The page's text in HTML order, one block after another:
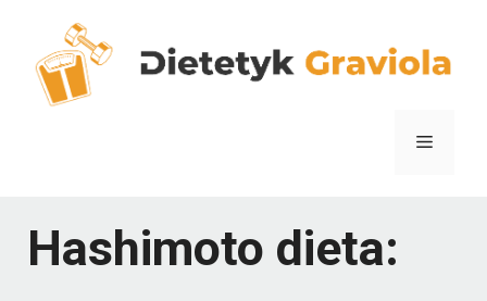
treści
Menu
Hashimoto dieta: